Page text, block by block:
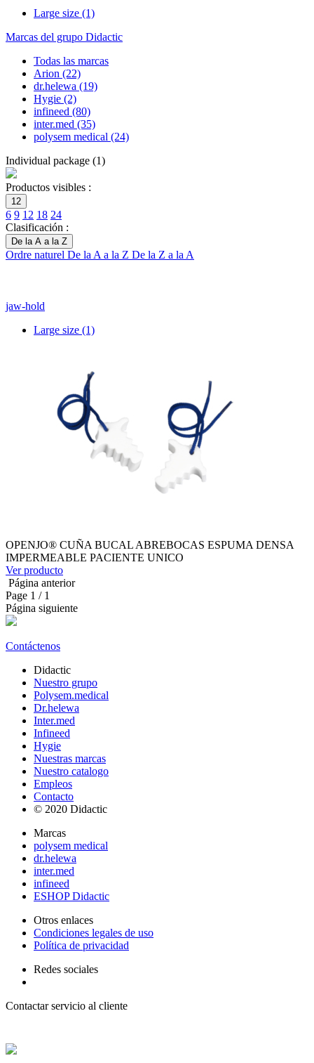
Large size (1)
Marcas del grupo Didactic
Todas las marcas
Arion (22)
dr.helewa (19)
Hygie (2)
infineed (80)
inter.med (35)
polysem medical (24)
Individual package (1)
Productos visibles :
12
6 9 12 18 24
Clasificación :
De la A a la Z
Ordre naturel De la A a la Z De la Z a la A
jaw-hold
Large size (1)
OPENJO® CUÑA BUCAL ABREBOCAS ESPUMA DENSA
IMPERMEABLE PACIENTE UNICO
Ver producto
Página anterior
Page 1 / 1
Página siguiente
Contáctenos
Didactic
Nuestro grupo
Polysem.medical
Dr.helewa
Inter.med
Infineed
Hygie
Nuestras marcas
Nuestro catalogo
Empleos
Contacto
© 2020 Didactic
Marcas
polysem medical
dr.helewa
inter.med
infineed
ESHOP Didactic
Otros enlaces
Condiciones legales de uso
Política de privacidad
Redes sociales
Contactar servicio al cliente